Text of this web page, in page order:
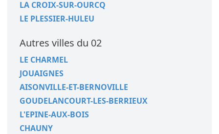
LA CROIX-SUR-OURCQ
LE PLESSIER-HULEU
Autres villes du 02
LE CHARMEL
JOUAIGNES
AISONVILLE-ET-BERNOVILLE
GOUDELANCOURT-LES-BERRIEUX
L'EPINE-AUX-BOIS
CHAUNY